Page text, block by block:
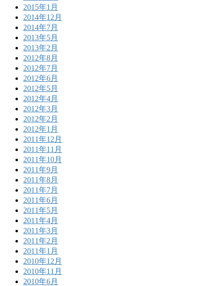
2015年1月
2014年12月
2014年7月
2013年5月
2013年2月
2012年8月
2012年7月
2012年6月
2012年5月
2012年4月
2012年3月
2012年2月
2012年1月
2011年12月
2011年11月
2011年10月
2011年9月
2011年8月
2011年7月
2011年6月
2011年5月
2011年4月
2011年3月
2011年2月
2011年1月
2010年12月
2010年11月
2010年6月